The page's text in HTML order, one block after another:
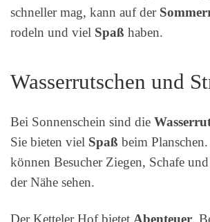
schneller mag, kann auf der
rodeln und viel Spaß haben.
Wasserrutschen und
Bei Sonnenschein sind die
Sie bieten viel Spaß beim
können Besucher Ziegen, Schafe
der Nähe sehen.